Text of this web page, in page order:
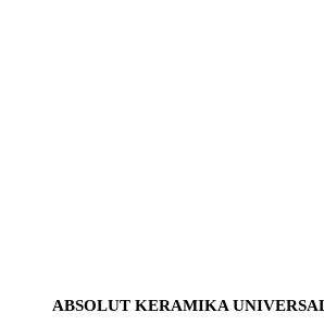
ABSOLUT KERAMIKA